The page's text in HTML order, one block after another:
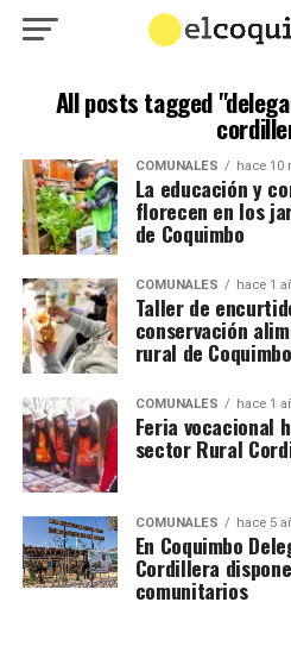
All posts tagged
COMUNALES hace 10
La educación y
florecen en los
de Coquimbo
COMUNALES hace 1
Taller de
conservación
rural de Coquimbo
COMUNALES hace 1
Feria vocacional
sector Rural
COMUNALES hace 5
En Coquimbo
Cordillera
comunitarios